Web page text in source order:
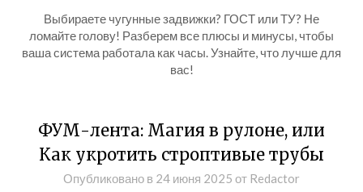
Выбираете чугунные задвижки? ГОСТ или ТУ? Не
ломайте голову! Разберем все плюсы и минусы, чтобы
ваша система работала как часы. Узнайте, что лучше для
вас!
ФУМ-лента: Магия в рулоне, или
Как укротить строптивые трубы
Опубликовано в 24 июня 2025 от Redactor